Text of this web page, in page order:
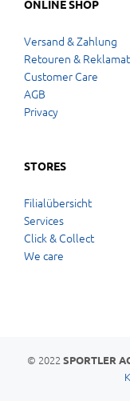
ONLINE SHOP
Versand & Zahlung
Retouren &
Customer Care
AGB
Privacy
STORES
Filialübersicht
Services
Click & Collect
We care
© 2022SPORTLER